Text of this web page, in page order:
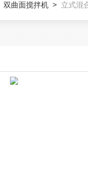
双曲面搅拌机 > 立式混